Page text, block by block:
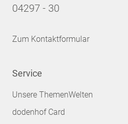
04297 - 30
Zum Kontaktformular
Service
Unsere ThemenWelten
dodenhof Card